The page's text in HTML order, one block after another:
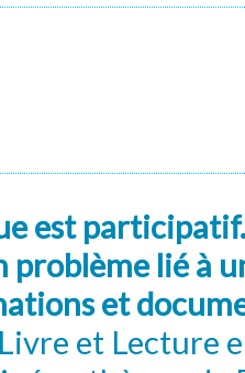
est
problème lié à
et
et Lecture